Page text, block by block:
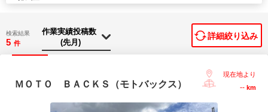
検索結果
5 件
詳細絞り込み
ＭＯＴＯ ＢＡＣＫＳ（モトバックス）
現在地より
-- km